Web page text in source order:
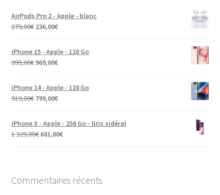
AirPods Pro 2 - Apple - blanc
279,00€ 236,00€
iPhone 15 - Apple - 128 Go
999,00€ 969,00€
iPhone 14 - Apple - 128 Go
919,00€ 799,00€
iPhone X - Apple - 256 Go - Gris sidéral
1 329,00€ 681,00€
Commentaires récents